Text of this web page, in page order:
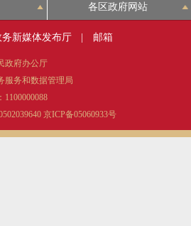
各区政府网站
务新媒体发布厅 邮箱
政府办公厅
服务和数据管理局
京ICP备05060933号